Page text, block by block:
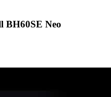
BH60SE Neo